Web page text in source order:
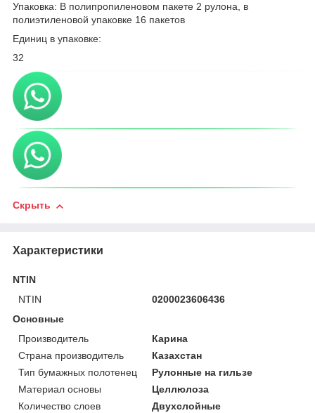
Упаковка: В полипропиленовом пакете 2 рулона, в
полиэтиленовой упаковке 16 пакетов
Единиц в упаковке:
32
Скрыть
Характеристики
NTIN
NTIN
0200023606436
Основные
Производитель
Карина
Страна производитель
Казахстан
Тип бумажных полотенец
Рулонные на гильзе
Материал основы
Целлюлоза
Количество слоев
Двухслойные